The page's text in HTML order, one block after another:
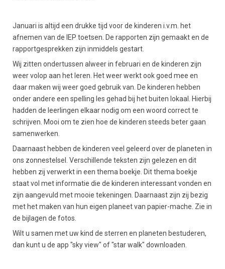
Januari is altijd een drukke tijd voor de kinderen i.v.m. het
afnemen van de IEP toetsen. De rapporten zijn gemaakt en de
rapportgesprekken zijn inmiddels gestart.
Wij zitten ondertussen alweer in februari en de kinderen zijn
weer volop aan het leren. Het weer werkt ook goed mee en
daar maken wij weer goed gebruik van. De kinderen hebben
onder andere een spelling les gehad bij het buiten lokaal. Hierbij
hadden de leerlingen elkaar nodig om een woord correct te
schrijven. Mooi om te zien hoe de kinderen steeds beter gaan
samenwerken.
Daarnaast hebben de kinderen veel geleerd over de planeten in
ons zonnestelsel. Verschillende teksten zijn gelezen en dit
hebben zij verwerkt in een thema boekje. Dit thema boekje
staat vol met informatie die de kinderen interessant vonden en
zijn aangevuld met mooie tekeningen. Daarnaast zijn zij bezig
met het maken van hun eigen planeet van papier-mache. Zie in
de bijlagen de fotos.
Wilt u samen met uw kind de sterren en planeten bestuderen,
dan kunt u de app "sky view" of "star walk" downloaden.